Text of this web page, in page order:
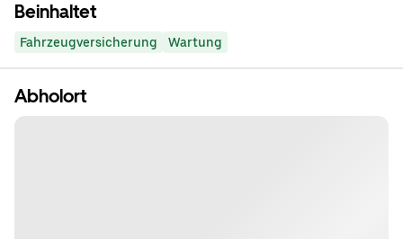
Beinhaltet
Fahrzeugversicherung Wartung
Abholort